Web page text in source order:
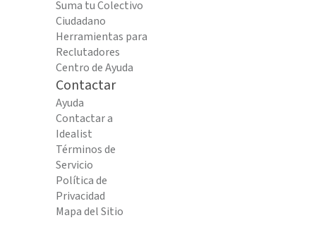
Suma tu Colectivo
Ciudadano
Herramientas para
Reclutadores
Centro de Ayuda
Contactar
Ayuda
Contactar a
Idealist
Términos de
Servicio
Política de
Privacidad
Mapa del Sitio